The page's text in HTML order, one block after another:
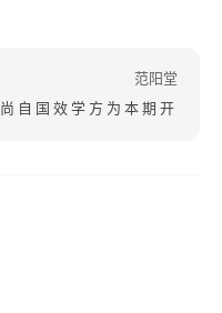
范阳堂
尚自国效学方为本期开